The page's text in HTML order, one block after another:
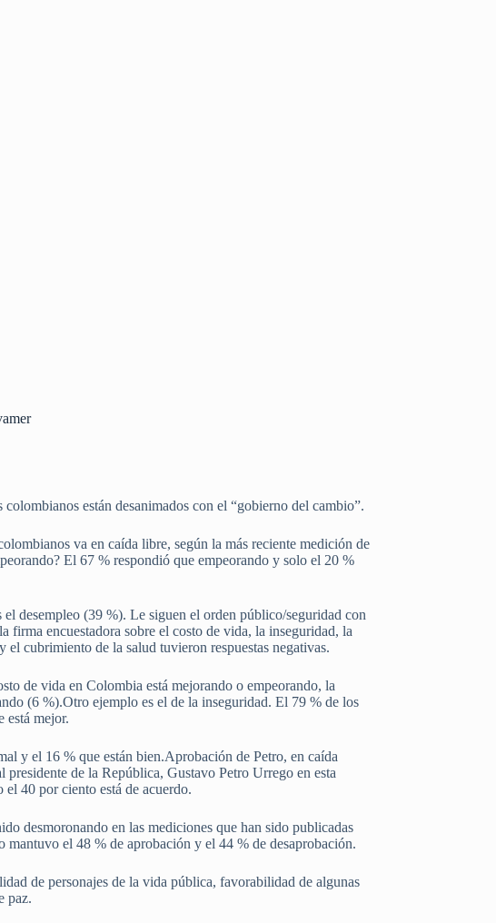
están desanimados con el “gobierno del cambio”.
va en caída libre, según la más reciente medición de
El 67 % respondió que empeorando y solo el 20 %
desempleo (39 %). Le siguen el orden público/seguridad con
encuestadora sobre el costo de vida, la inseguridad, la
cubrimiento de la salud tuvieron respuestas negativas.
de vida en Colombia está mejorando o empeorando, la
(6 %).Otro ejemplo es el de la inseguridad. El 79 % de los
está mejor.
y el 16 % que están bien.Aprobación de Petro, en caída
de la República, Gustavo Petro Urrego en esta
40 por ciento está de acuerdo.
desmoronando en las mediciones que han sido publicadas
mantuvo el 48 % de aprobación y el 44 % de desaprobación.
de personajes de la vida pública, favorabilidad de algunas
paz.